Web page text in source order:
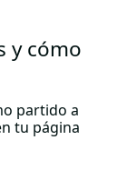
y cómo
partido a
tu página